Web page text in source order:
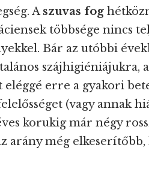
Aszuvas fog
többsége nincs
Bár az utóbbi
szájhigiéniájukra,
eléggé erre a gyakori
(vagy annak
korukig már négy
arány még elkeserítőbb,